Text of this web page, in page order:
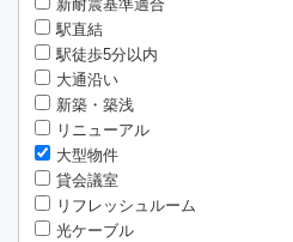
新耐震基準適合
駅直結
駅徒歩5分以内
大通沿い
新築・築浅
リニューアル
大型物件
貸会議室
リフレッシュルーム
光ケーブル